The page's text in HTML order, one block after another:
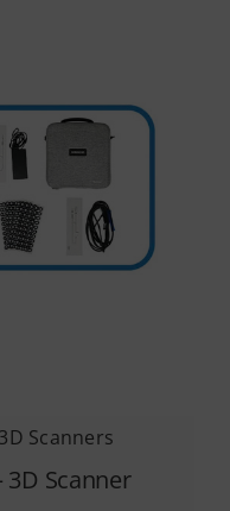
3D Scanners
3D Scanner